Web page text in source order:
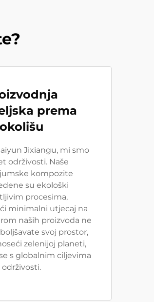
prema
okolišu
Jixiangu, mi smo
održivosti. Naše
kompozite
su ekološki
procesima,
minimalni utjecaj na
naših proizvoda ne
svoj prostor,
zelenijoj planeti,
s globalnim ciljevima
održivosti.